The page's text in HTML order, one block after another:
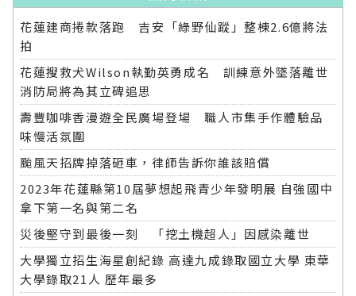
花蓮建商捲款落跑 吉安「綠野仙蹤」整棟2.6億將法
拍
花蓮搜救犬Wilson執勤英勇成名 訓練意外墜落離世
消防局將為其立碑追思
壽豐咖啡香漫遊全民廣場登場 職人市集手作體驗品
味慢活氛圍
颱風天招牌掉落砸車，律師告訴你誰該賠償
2023年花蓮縣第10屆夢想起飛青少年發明展 自強國中
拿下第一名與第二名
災後堅守到最後一刻 「挖土機超人」因感染離世
大學獨立招生海星創紀錄 高達九成錄取國立大學 東華
大學錄取21人 歷年最多